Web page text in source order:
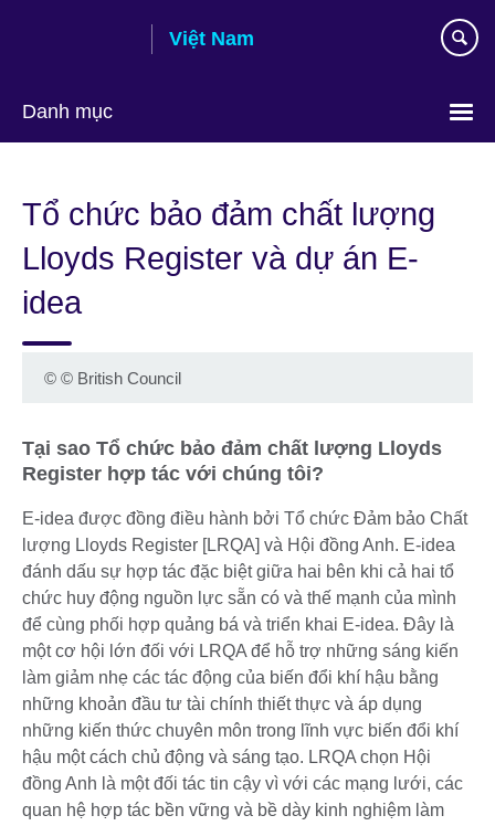
Việt Nam
Danh mục
language
Tổ chức bảo đảm chất lượng
Lloyds Register và dự án E-
idea
© © British Council
Tại sao Tổ chức bảo đảm chất lượng Lloyds
Register hợp tác với chúng tôi?
E-idea được đồng điều hành bởi Tổ chức Đảm bảo Chất
lượng Lloyds Register [LRQA] và Hội đồng Anh. E-idea
đánh dấu sự hợp tác đặc biệt giữa hai bên khi cả hai tổ
chức huy động nguồn lực sẵn có và thế mạnh của mình
để cùng phối hợp quảng bá và triển khai E-idea. Đây là
một cơ hội lớn đối với LRQA để hỗ trợ những sáng kiến
làm giảm nhẹ các tác động của biến đổi khí hậu bằng
những khoản đầu tư tài chính thiết thực và áp dụng
những kiến thức chuyên môn trong lĩnh vực biến đổi khí
hậu một cách chủ động và sáng tạo. LRQA chọn Hội
đồng Anh là một đối tác tin cậy vì với các mạng lưới, các
quan hệ hợp tác bền vững và bề dày kinh nghiệm làm